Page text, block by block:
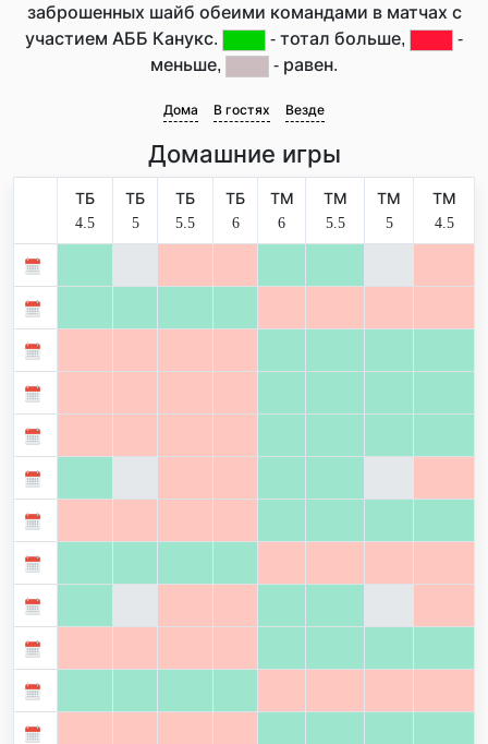
заброшенных шайб обеими командами в матчах с
участием АББ Канукс.
- тотал больше,
-
меньше,
- равен.
Дома В гостях Везде
Домашние игры
ТБ
4.5
ТБ
5
ТБ
5.5
ТБ
6
ТМ
6
ТМ
5.5
ТМ
5
ТМ
4.5